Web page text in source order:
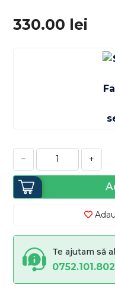
330.00 lei
− +
Te ajutam să
0752.101.802